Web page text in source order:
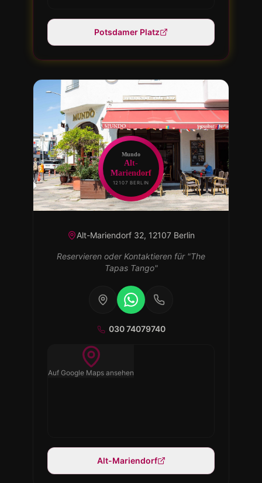
Potsdamer Platz
Mundo
Alt-
Mariendorf
12107 BERLIN
Alt-Mariendorf 32, 12107 Berlin
Reservieren oder Kontaktieren für"The
Tapas Tango"
030 74079740
Auf Google Maps ansehen
Alt-Mariendorf